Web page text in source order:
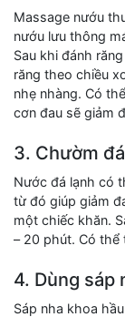
Massage nướu
nướu lưu thông
Sau khi đánh
răng theo chiều
nhẹ nhàng. Có
cơn đau sẽ giảm
3. Chườm
Nước đá lạnh có
từ đó giúp giảm
một chiếc khăn.
– 20 phút. Có thể
4. Dùng sáp
Sáp nha khoa